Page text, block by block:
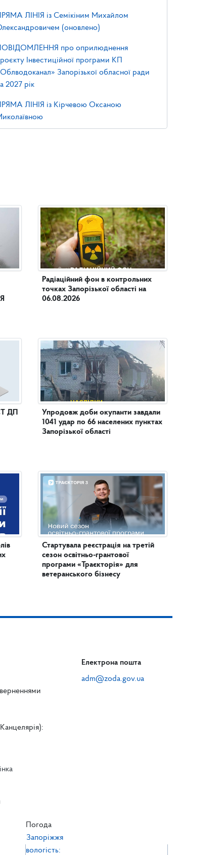
ПРЯМА ЛІНІЯ із Семікіним Михайлом
(оновлено)
ПОВІДОМЛЕННЯ про оприлюднення
Інвестиційної програми КП
Запорізької обласної ради
2027 рік
ПРЯМА ЛІНІЯ із Кірчевою Оксаною
ДП
Радіаційний фон в контрольних
точках Запорізької області на
06.08.2026
Упродовж доби окупанти завдали
1041 удар по 66 населених пунктах
Запорізької області
Стартувала реєстрація на третій
сезон освітньо-грантової
програми «Траєкторія» для
ветеранського бізнесу
Електрона пошта
adm@zoda.gov.ua
Погода
Запоріжжя
вологість: